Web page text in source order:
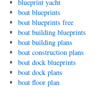
blueprint yacht
boat blueprints
boat blueprints free
boat building blueprints
boat building plans
boat construction plans
boat dock blueprints
boat dock plans
boat floor plan